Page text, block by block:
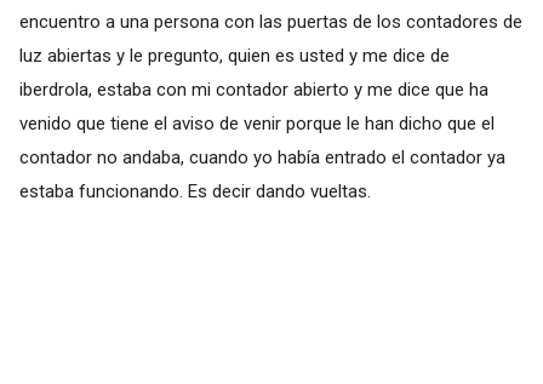
encuentro a una persona con las puertas de los contadores de
luz abiertas y le pregunto, quien es usted y me dice de
iberdrola, estaba con mi contador abierto y me dice que ha
venido que tiene el aviso de venir porque le han dicho que el
contador no andaba, cuando yo había entrado el contador ya
estaba funcionando. Es decir dando vueltas.